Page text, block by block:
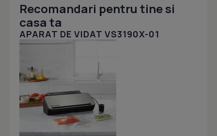
Recomandari pentru tine si
casa ta
APARAT DE VIDAT VS3190X-01